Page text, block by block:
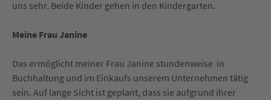
uns sehr. Beide Kinder gehen in den Kindergarten.
Meine Frau Janine
Das ermöglicht meiner Frau Janine stundenweise in
Buchhaltung und im Einkaufs unserem Unternehmen tätig
sein. Auf lange Sicht ist geplant, dass sie aufgrund ihrer